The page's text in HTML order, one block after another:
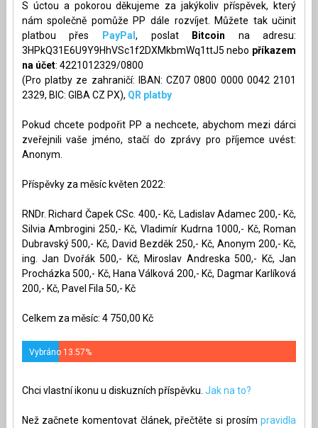
S úctou a pokorou děkujeme za jakýkoliv příspěvek, který
nám společně pomůže PP dále rozvíjet. Můžete tak učinit
platbou přes
PayPal , poslat Bitcoin na adresu:
3HPkQ31E6U9Y9HhVSc1f2DXMkbmWq1ttJ5 nebo příkazem
na účet: 4221012329/0800
(Pro platby ze zahraničí: IBAN: CZ07 0800 0000 0042 2101
2329, BIC: GIBA CZ PX), QR platby
Pokud chcete podpořit PP a nechcete, abychom mezi dárci
zveřejnili vaše jméno, stačí do zprávy pro příjemce uvést:
Anonym.
Příspěvky za měsíc květen 2022:
RNDr. Richard Čapek CSc. 400,- Kč, Ladislav Adamec 200,- Kč,
Silvia Ambrogini 250,- Kč, Vladimír Kudrna 1000,- Kč, Roman
Dubravský 500,- Kč, David Bezděk 250,- Kč, Anonym 200,- Kč,
ing. Jan Dvořák 500,- Kč, Miroslav Andreska 500,- Kč, Jan
Procházka 500,- Kč, Hana Válková 200,- Kč, Dagmar Karlíková
200,- Kč, Pavel Fila 50,- Kč
Celkem za měsíc: 4 750,00 Kč
Vybráno 13.57%
Chci vlastní ikonu u diskuzních příspěvku. Jak na to?
Než začnete komentovat článek, přečtěte si prosímpravidla